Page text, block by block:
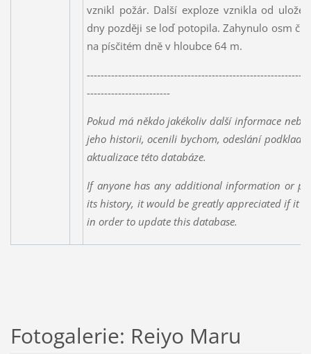
vznikl požár. Další exploze vznikla od
dny později se loď potopila. Zahynulo osm
na písčitém dně v hloubce 64 m.
------------------------
Pokud má někdo jakékoliv další informace
jeho historii, ocenili bychom, odeslání
aktualizace této databáze.
If anyone has any additional information or
its history, it would be greatly appreciated if it
in order to update this database.
Fotogalerie: Reiyo Maru